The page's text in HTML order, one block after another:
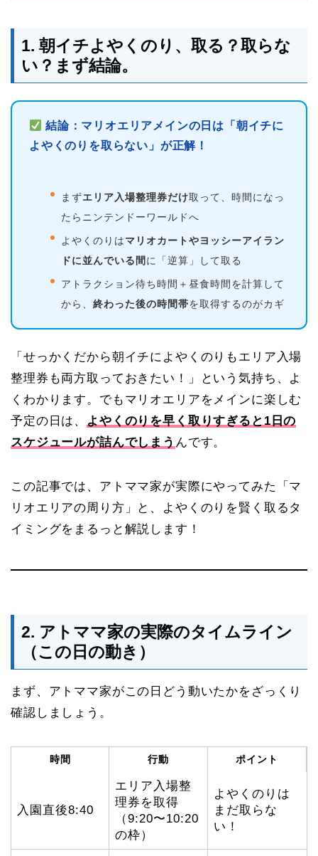
1. 朝イチよやくのり、取る？取らな
い？まず結論。
結論：マリオエリアメインの日は「朝イチに
よやくのりを取らない」が正解！
まずエリア入場整理券だけ取って、時間になっ
たらニンテンドーワールドへ
よやくのりはマリオカートやヨッシーアイラン
ドに並んでいる間 に「逆算」して取る
アトラクション待ち時間＋昼食時間を計算して
から、 終わった後の時間帯を取得するのがカギ
「せっかくだから朝イチによやくのりもエリア入場
整理券も両方取っておきたい！」という気持ち、よ
くわかります。でもマリオエリアをメインに楽しむ
予定の日は、
よやくのりを早く取りすぎると1日の
スケジュールが詰んでしまう んです。
この記事では、アトママ家が実際にやってみた「マ
リオエリアの周り方」と、よやくのりを賢く取るタ
イミングをまるっと解説します！
2. アトママ家の実際のタイムライン
（この日の動き）
まず、アトママ家がこの日どう動いたかをざっくり
確認しましょう。
時間 行動 ポイント
入園直後8:40
エリア入場整
理券を取得
（9:20〜10:20
の枠）
よやくのりは
まだ取らな
い！